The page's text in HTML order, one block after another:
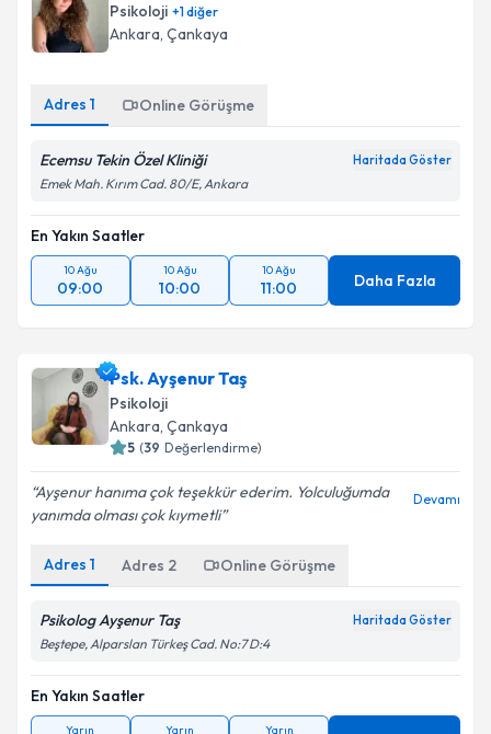
Psikoloji +1diğer
Ankara, Çankaya
Adres 1 Online Görüşme
Ecemsu Tekin Özel Kliniği Haritada Göster
Emek Mah. Kırım Cad. 80/E, Ankara
En Yakın Saatler
10 Ağu
09:00
10 Ağu
10:00
10 Ağu
11:00 Daha Fazla
Psk. Ayşenur Taş
Psikoloji
Ankara, Çankaya
5 (39 Değerlendirme)
Ayşenur hanıma çok teşekkür ederim. Yolculuğumda
yanımda olması çok kıymetli
Devamı
Adres 1 Adres 2 Online Görüşme
Psikolog Ayşenur Taş Haritada Göster
Beştepe, Alparslan Türkeş Cad. No:7 D:4
En Yakın Saatler
Yarın Yarın Yarın